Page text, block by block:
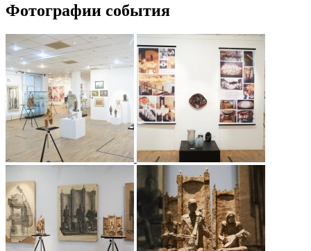
Фотографии события